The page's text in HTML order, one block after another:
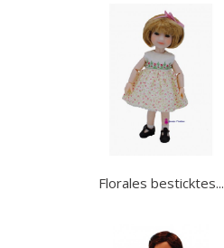
Florales besticktes...